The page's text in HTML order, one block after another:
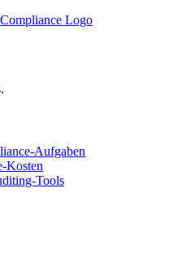
Aufgaben
Kosten
Tools